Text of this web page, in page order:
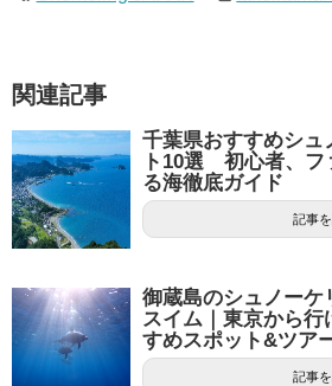
関連記事
千葉県おすすめシュ
ト10選 初心者、フ
る海徹底ガイド
記事
御蔵島のシュノーケ
スイム｜東京から
すめスポット&ツア
記事